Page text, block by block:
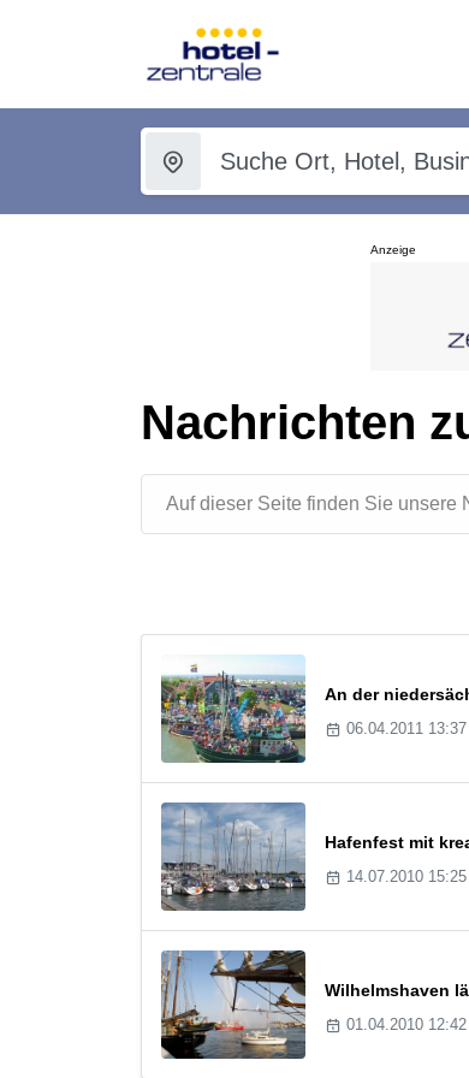
Anzeige
Nachrichten
Auf dieser Seite finden Sie unsere
An der
06.04.2011 13:37
Hafenfest mit
14.07.2010 15:25
Wilhelmshaven
01.04.2010 12:42